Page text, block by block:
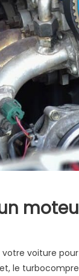
voiture
le